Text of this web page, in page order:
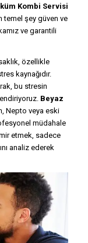
Kombi Servisi
temel şey güven ve
ve garantili
özellikle
kaynağıdır.
bu stresin
Beyaz
Nepto veya eski
müdahale
etmek, sadece
analiz ederek